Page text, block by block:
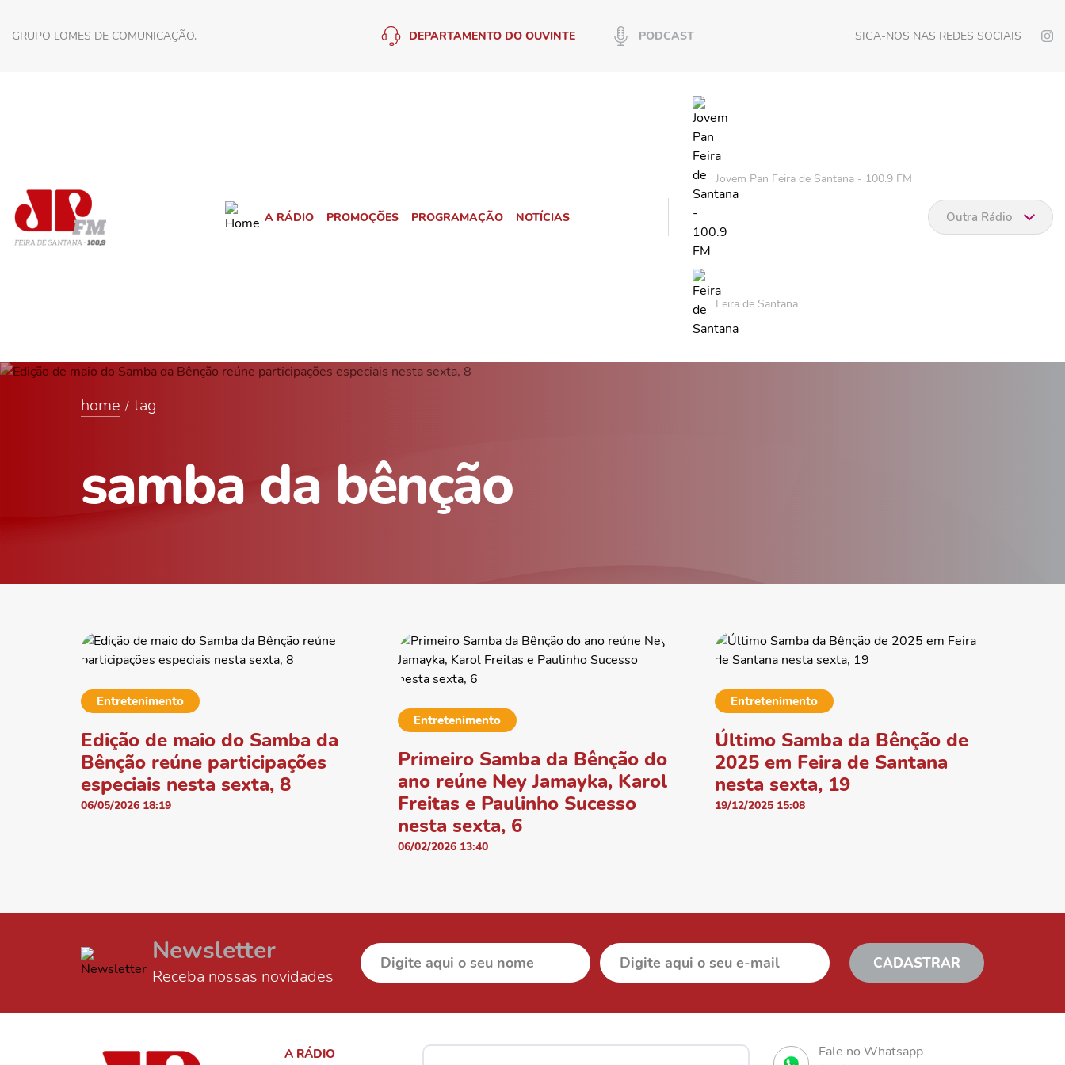
GRUPO LOMES DE COMUNICAÇÃO. DEPARTAMENTO DO OUVINTE PODCAST SIGA-NOS NAS REDES SOCIAIS
A RÁDIO PROMOÇÕES PROGRAMAÇÃO NOTÍCIAS
Jovem Pan Feira de Santana - 100.9 FM
Feira de Santana
Outra Rádio
home tag
samba da bênção
Entretenimento
Edição de maio do Samba da
Bênção reúne participações
especiais nesta sexta, 8
06/05/2026 18:19
Entretenimento
Primeiro Samba da Bênção do
ano reúne Ney Jamayka, Karol
Freitas e Paulinho Sucesso
nesta sexta, 6
06/02/2026 13:40
Entretenimento
Último Samba da Bênção de
2025 em Feira de Santana
nesta sexta, 19
19/12/2025 15:08
Newsletter
Receba nossas novidades
A RÁDIO Fale no Whatsapp